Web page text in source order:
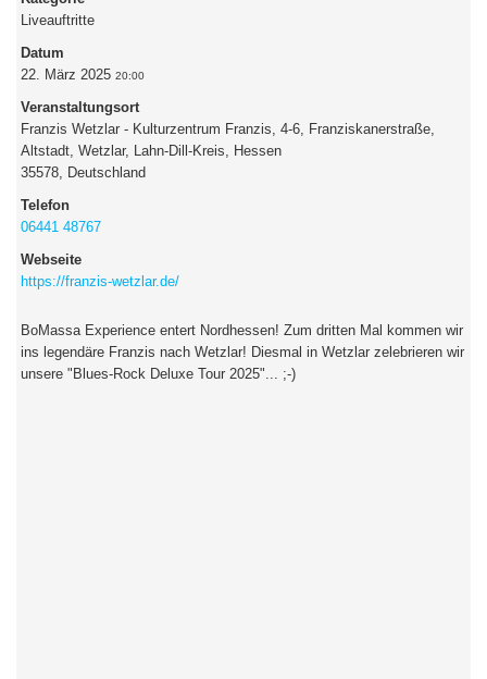
Liveauftritte
Datum
22. März 2025 20:00
Veranstaltungsort
Franzis Wetzlar - Kulturzentrum Franzis, 4-6, Franziskanerstraße,
Altstadt, Wetzlar, Lahn-Dill-Kreis, Hessen
35578, Deutschland
Telefon
06441 48767
Webseite
https://franzis-wetzlar.de/
BoMassa Experience entert Nordhessen! Zum dritten Mal kommen wir
ins legendäre Franzis nach Wetzlar! Diesmal in Wetzlar zelebrieren wir
unsere "Blues-Rock Deluxe Tour 2025"... ;-)